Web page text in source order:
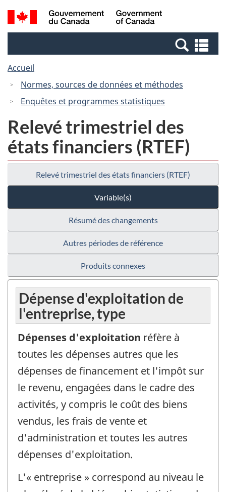
Passer
au
Passer
à
Canada
Recherche
et
et
Accueil
Normes, sources de données et méthodes
Enquêtes et programmes statistiques
Relevé trimestriel des
états financiers (RTEF)
Relevé trimestriel des états financiers (RTEF)
Variable(s)
Résumé des changements
Autres périodes de référence
Produits connexes
Dépense d'exploitation de
l'entreprise, type
Dépenses d'exploitation réfère à
toutes les dépenses autres que les
dépenses de financement et l'impôt sur
le revenu, engagées dans le cadre des
activités, y compris le coût des biens
vendus, les frais de vente et
d'administration et toutes les autres
dépenses d'exploitation.
L'« entreprise » correspond au niveau le